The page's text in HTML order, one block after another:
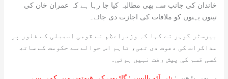
خاندان کی جانب سے بھی مطالبہ کیا جا رہا ہے کہ عمران خان کی
تینوں بہنوں کو ملاقات کی اجازت دی جائے۔
بیرسٹر گوہر نے کہا کہ وزیراعظم نے قومی اسمبلی کے فلور پر
مذاکرات کی دعوت دی تھی، تاہم اس حوالے سے حکومت کے ساتھ
کسی قسم کی پیش رفت نہیں ہوئی۔